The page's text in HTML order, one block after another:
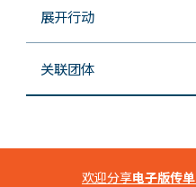
展开行动
关联团体
欢迎分享电子版传单